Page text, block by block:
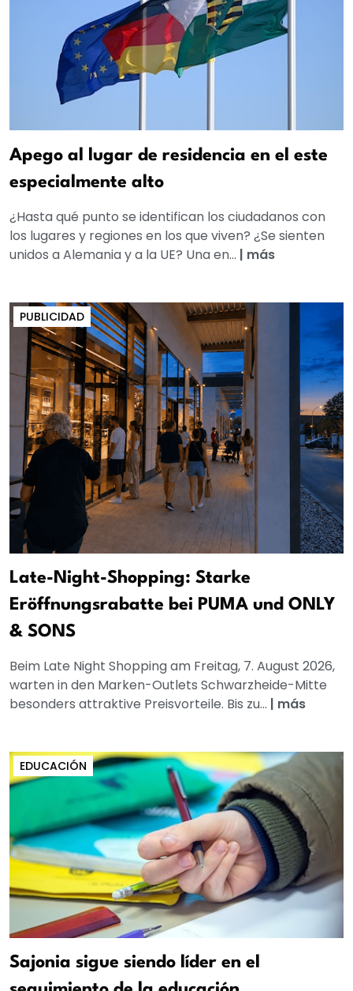
Apego al lugar de residencia en el este
especialmente alto
¿Hasta qué punto se identifican los ciudadanos con
los lugares y regiones en los que viven? ¿Se sienten
unidos a Alemania y a la UE? Una en... | más
PUBLICIDAD
Late-Night-Shopping: Starke
Eröffnungsrabatte bei PUMA und ONLY
& SONS
Beim Late Night Shopping am Freitag, 7. August 2026,
warten in den Marken-Outlets Schwarzheide-Mitte
besonders attraktive Preisvorteile. Bis zu... | más
EDUCACIÓN
Sajonia sigue siendo líder en el